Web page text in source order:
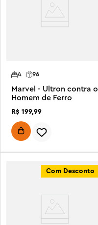
96
4
Marvel - Ultron contra o
Homem de Ferro
R$ 199,99
Com Desconto